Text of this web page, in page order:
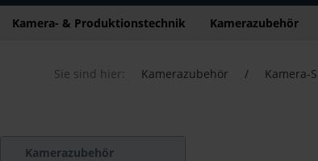
Kamera- & Produktionstechnik Kamerazubehör
Sie sind hier: Kamerazubehör / Kamera-
Kamerazubehör